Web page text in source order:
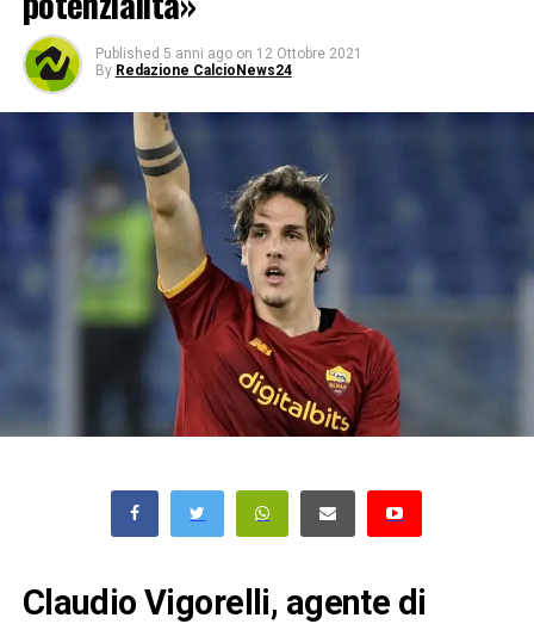
Published 5 anni ago on 12 Ottobre 2021
By Redazione CalcioNews24
Claudio Vigorelli, agente di